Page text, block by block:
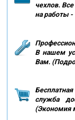
чехлов.
на работы -
В нашем
Вам.
служба
(Экономия